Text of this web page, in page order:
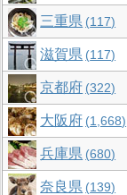
三重県 117
滋賀県 117
京都府 322
大阪府 1,668
兵庫県 680
奈良県 139